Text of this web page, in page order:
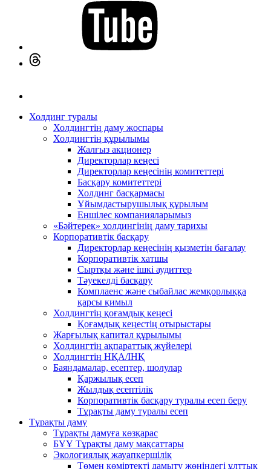
Холдинг туралы
Холдингтің даму жоспары
Холдингтің құрылымы
Жалғыз акционер
Директорлар кеңесі
Директорлар кеңесінің комитеттері
Басқару комитеттері
Холдинг басқармасы
Ұйымдастырушылық құрылым
Еншілес компанияларымыз
«Бәйтерек» холдингінің даму тарихы
Корпоративтік басқару
Директорлар кеңесінің қызметін бағалау
Корпоративтік хатшы
Сыртқы және ішкі аудиттер
Тәуекелді басқару
Комплаенс және сыбайлас жемқорлыққа
қарсы қимыл
Холдингтің қоғамдық кеңесі
Қоғамдық кеңестің отырыстары
Жарғылық капитал құрылымы
Холдингтің ақпараттық жүйелері
Холдингтің НҚА/ІНҚ
Баяндамалар, есептер, шолулар
Қаржылық есеп
Жылдық есептілік
Корпоративтік басқару туралы есеп беру
Тұрақты даму туралы есеп
Тұрақты даму
Тұрақты дамуға көзқарас
БҰҰ Тұрақты даму мақсаттары
Экологиялық жауапкершілік
Төмен көміртекті дамыту жөніндегі ұлттық